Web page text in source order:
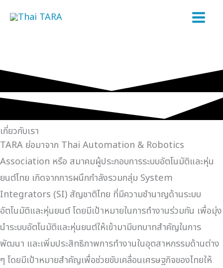
เกี่ยวกับเรา
TARA ย่อมาจาก Thai Automation & Robotics
Association หรือ สมาคมผู้ประกอบการระบบอัตโนมัติและหุ่น
ยนต์ไทย เกิดจากการผนึกกำลังรวมกลุ่ม System
Integrators (SI) สัญชาติไทย ที่มีความชำนาญด้านระบบ
อัตโนมัติและหุ่นยนต์ โดยมีเป้าหมายในการทำงานร่วมกัน เพื่อมุ่ง
นำระบบอัตโนมัติและหุ่นยนต์ให้เข้ามามีบทบาทสำคัญในการ
พัฒนา และเพิ่มประสิทธิภาพการทำงานในอุตสาหกรรมด้านต่าง
ๆ โดยมีเป้าหมายสำคัญเพื่อช่วยขับเคลื่อนเศรษฐกิจของไทยให้